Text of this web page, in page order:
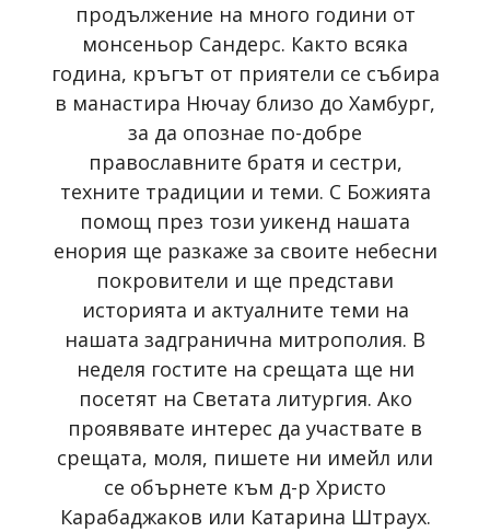
продължение на много години от
монсеньор Сандерс. Както всяка
година, кръгът от приятели се събира
в манастира Нючау близо до Хамбург,
за да опознае по-добре
православните братя и сестри,
техните традиции и теми. С Божията
помощ през този уикенд нашата
енория ще разкаже за своите небесни
покровители и ще представи
историята и актуалните теми на
нашата задгранична митрополия. В
неделя гостите на срещата ще ни
посетят на Светата литургия. Ако
проявявате интерес да участвате в
срещата, моля, пишете ни имейл или
се обърнете към д-р Христо
Карабаджаков или Катарина Штраух.